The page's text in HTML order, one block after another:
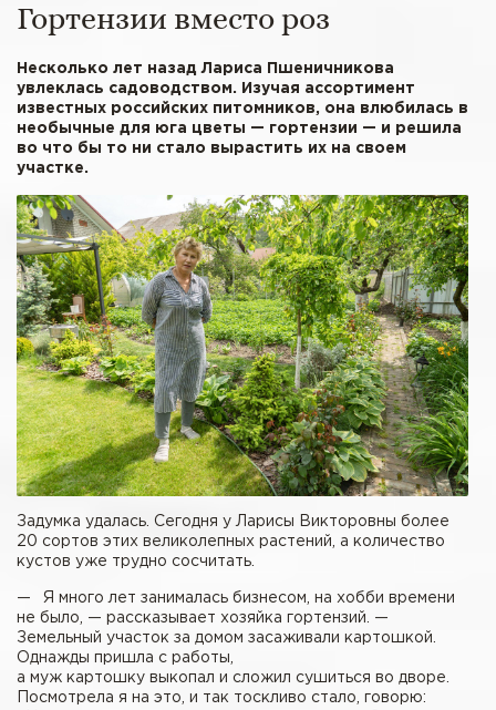
Гортензии вместо роз
Несколько лет назад Лариса Пшеничникова
увлеклась садоводством. Изучая ассортимент
известных российских питомников, она влюбилась в
необычные для юга цветы — гортензии — и решила
во что бы то ни стало вырастить их на своем
участке.
Задумка удалась. Сегодня у Ларисы Викторовны более
20 сортов этих великолепных растений, а количество
кустов уже трудно сосчитать.
— Я много лет занималась бизнесом, на хобби времени
не было, — рассказывает хозяйка гортензий. —
Земельный участок за домом засаживали картошкой.
Однажды пришла с работы,
а муж картошку выкопал и сложил сушиться во дворе.
Посмотрела я на это, и так тоскливо стало, говорю: